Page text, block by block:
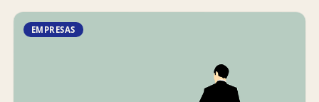
EMPRESAS